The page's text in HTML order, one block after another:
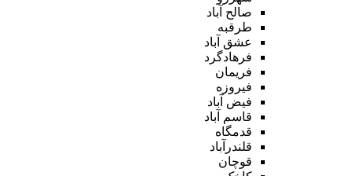
صالح آباد
طرقبه
عشق آباد
فرهادگرد
فریمان
فیروزه
فیض آباد
قاسم آباد
قدمگاه
قلندرآباد
قوچان